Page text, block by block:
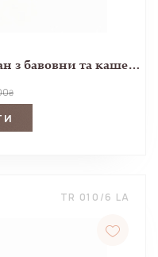
Класичний жіночий кардиган з бавовни та кашеміру з довгим рукавом червогого кольору
₴
TR 010/6 LA